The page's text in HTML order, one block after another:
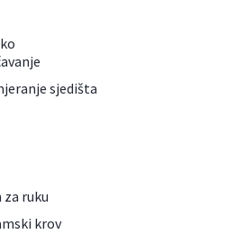
sjedišta
za ruku
krov